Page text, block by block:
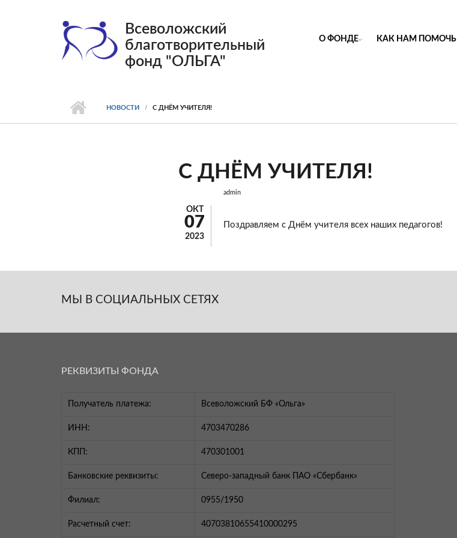
Всеволожский
благотворительный
фонд "ОЛЬГА"
О ФОНДЕ КАК НАМ ПОМОЧЬ
НОВОСТИ С ДНЁМ УЧИТЕЛЯ!
С ДНЁМ УЧИТЕЛЯ!
ОКТ
07
2023
admin
Поздравляем с Днём учителя всех наших педагогов!
МЫ В СОЦИАЛЬНЫХ СЕТЯХ
РЕКВИЗИТЫ ФОНДА
Получатель платежа: Всеволожский БФ «Ольга»
ИНН: 4703470286
КПП: 470301001
Банковские реквизиты: Северо-западный банк ПАО «Сбербанк»
Филиал: 0955/1950
Расчетный счет: 40703810655410000295